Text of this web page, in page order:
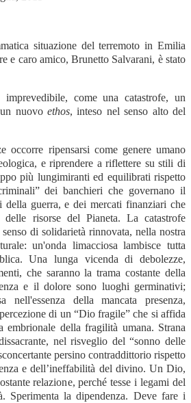
situazione del terremoto in Emilia
e caro amico, Brunetto Salvarani, è stato
come una catastrofe, un
nuovo ethos, inteso nel senso alto del
occorre ripensarsi come genere umano
e riprendere a riflettere su stili di
più lungimiranti ed equilibrati rispetto
dei banchieri che governano il
della guerra, e dei mercati finanziari che
risorse del Pianeta. La catastrofe
di solidarietà rinnovata, nella nostra
un'onda limacciosa lambisce tutta
Una lunga vicenda di debolezze,
che saranno la trama costante della
e il dolore sono luoghi germinativi;
nell'essenza della mancata presenza,
di un “Dio fragile” che si affida
embrionale della fragilità umana. Strana
nel risveglio del “sonno delle
persino contraddittorio rispetto
e dell’ineffabilità del divino. Un Dio,
relazione, perché tesse i legami del
Sperimenta la dipendenza. Deve fare i